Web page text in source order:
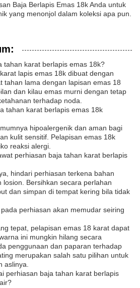
Baja Berlapis Emas 18k Anda untuk
yang menonjol dalam koleksi apa pun.
tahan karat berlapis emas 18k?
lapis emas 18k dibuat dengan
tahan lama dengan lapisan emas 18
dan kilau emas murni dengan tetap
terhadap noda.
tahan karat berlapis emas 18k
hipoalergenik dan aman bagi
kulit sensitif. Pelapisan emas 18k
reaksi alergi.
perhiasan baja tahan karat berlapis
hindari perhiasan terkena bahan
losion. Bersihkan secara perlahan
dan simpan di tempat kering bila tidak
perhiasan akan memudar seiring
tepat, pelapisan emas 18 karat dapat
ini mungkin hilang secara
penggunaan dan paparan terhadap
merupakan salah satu pilihan untuk
aslinya.
perhiasan baja tahan karat berlapis